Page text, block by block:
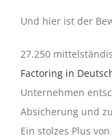
Und hier ist der
27.250
Factoring in
Unternehmen
Absicherung und
Ein stolzes Plus